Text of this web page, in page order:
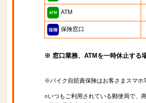
ATM
保険窓口
※ 窓口業務、ATMを一時休止する
※バイク自賠責保険はお客さまスマホ
○いつもご利用されている郵便局で、